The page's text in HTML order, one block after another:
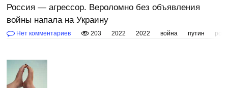
Россия — агрессор. Вероломно без объявления
войны напала на Украину
Нет комментариев 203 2022 2022 война путин